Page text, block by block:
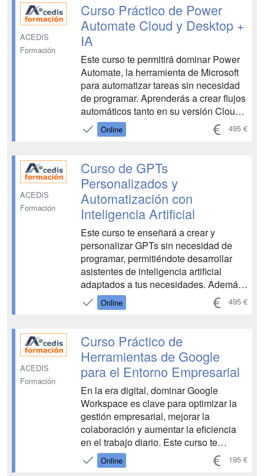
indicadores en minutos, aplicar prompt
engineeri...
ACEDIS
Formación
Curso Práctico de Power
Automate Cloud y Desktop +
IA
Este curso te permitirá dominar Power
Automate, la herramienta de Microsoft
para automatizar tareas sin necesidad
de programar. Aprenderás a crear flujos
automáticos tanto en su versión Cloud
como en Desktop, con ejemplos
prácticos desde el primer día.
clasificación de correos...
Online 495 €
ACEDIS
Formación
Curso de GPTs
Personalizados y
Automatización con
Inteligencia Artificial
Este curso te enseñará a crear y
personalizar GPTs sin necesidad de
programar, permitiéndote desarrollar
asistentes de inteligencia artificial
adaptados a tus necesidades. Además,
aprenderás a integrar estos GPTs en
flujos de automatización con Zapier,
aplicaciones para maximizar su
potencial. ...
Online 495 €
ACEDIS
Formación
Curso Práctico de
Herramientas de Google
para el Entorno Empresarial
En la era digital, dominar Google
Workspace es clave para optimizar la
gestión empresarial, mejorar la
colaboración y aumentar la eficiencia
en el trabajo diario. Este curso te
enseña a utilizar herramientas como
Gmail, Drive, Meet, Calendar, Docs y
Online 195 €